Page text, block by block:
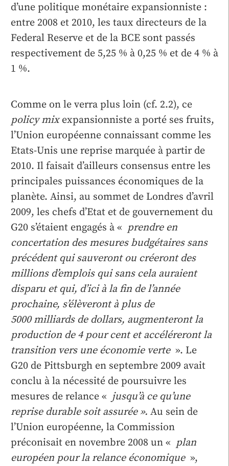
d’une politique monétaire expansionniste :
entre 2008 et 2010, les taux directeurs de la
Federal Reserve et de la BCE sont passés
respectivement de 5,25 % à 0,25 % et de 4 % à
1 %.
Comme on le verra plus loin (cf. 2.2), ce
policy mixexpansionniste a porté ses fruits,
l’Union européenne connaissant comme les
Etats-Unis une reprise marquée à partir de
2010. Il faisait d’ailleurs consensus entre les
principales puissances économiques de la
planète. Ainsi, au sommet de Londres d’avril
2009, les chefs d’Etat et de gouvernement du
G20 s’étaient engagés à « prendre en
concertation des mesures budgétaires sans
précédent qui sauveront ou créeront des
millions d’emplois qui sans cela auraient
disparu et qui, d’ici à la fin de l’année
prochaine, s’élèveront à plus de
5000 milliards de dollars, augmenteront la
production de 4 pour cent et accéléreront la
transition vers une économie verte». Le
G20 de Pittsburgh en septembre 2009 avait
conclu à la nécessité de poursuivre les
mesures de relance « jusqu’à ce qu’une
reprise durable soit assurée ». Au sein de
l’Union européenne, la Commission
préconisait en novembre 2008 un « plan
européen pour la relance économique»,